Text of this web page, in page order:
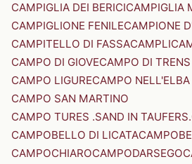
CAMPIGLIA DEI BERICICAMPIGLIA
CAMPIGLIONE FENILECAMPIONE
CAMPITELLO DI FASSACAMPLI
CAMPO DI GIOVECAMPO DI
CAMPO LIGURECAMPO NELL'ELBA
CAMPO SAN MARTINO
CAMPO TURES .SAND IN TAUFERS.
CAMPOBELLO DI LICATA
CAMPOCHIAROCAMPODARSEGO